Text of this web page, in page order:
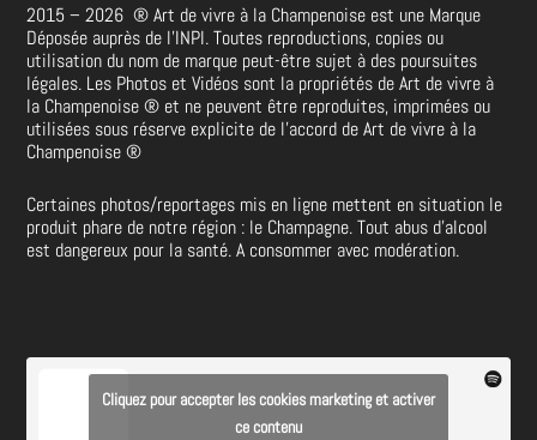
2015 – 2026®Art de vivre à la Champenoise est une Marque
Déposée auprès de l’INPI. Toutes reproductions, copies ou
utilisation du nom de marque peut-être sujet à des poursuites
légales. Les Photos et Vidéos sont la propriétés de Art de vivre à
la Champenoise® et ne peuvent être reproduites, imprimées ou
utilisées sous réserve explicite de l’accord de Art de vivre à la
Champenoise®
Certaines photos/reportages mis en ligne mettent en situation le
produit phare de notre région : le Champagne. Tout abus d’alcool
est dangereux pour la santé. A consommer avec modération.
Cliquez pour accepter les cookies marketing et activer
ce contenu